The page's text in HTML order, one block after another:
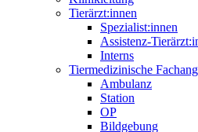
Tierärzt:innen
Spezialist:innen
Assistenz-
Interns
Tiermedizinische
Ambulanz
Station
OP
Bildgebung